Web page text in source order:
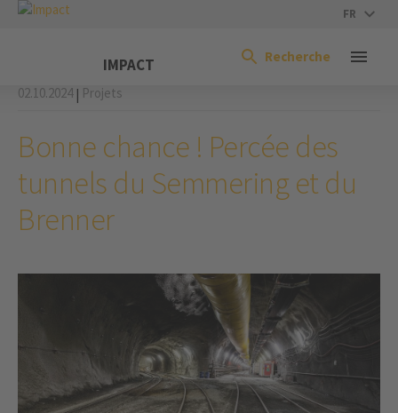
FR
IMPACT Recherche
02.10.2024| Projets
Bonne chance ! Percée des
tunnels du Semmering et du
Brenner